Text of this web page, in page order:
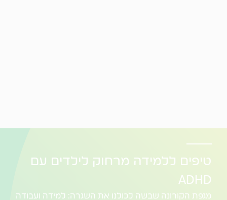
טיפים ללמידה מרחוק לילדים עם
ADHD
מגפת הקורונה שבשה לכולנו את השגרה: למידה ועבודה